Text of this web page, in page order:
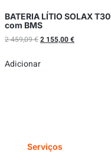
BATERIA LÍTIO SOLAX T30
com BMS
2 459,09€2 155,00€
Adicionar
Serviços